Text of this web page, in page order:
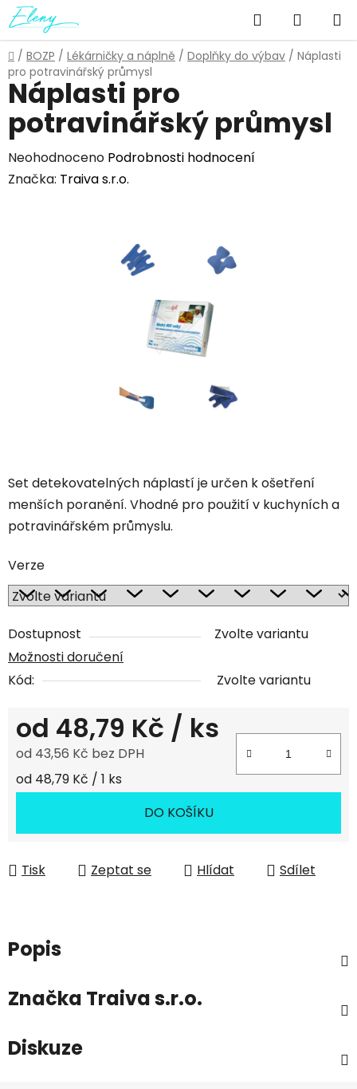
Přejít
na
obsah
Hledat
KOŠÍK
Domů
/ BOZP / Lékárničky a náplně / Doplňky do výbav / Náplasti
pro potravinářský průmysl
Set detekovatelných náplastí je určen k ošetření
menších poranění. Vhodné pro použití v kuchyních a
potravinářském průmyslu.
Verze
Dostupnost
Zvolte variantu
Možnosti doručení
Kód:
Zvolte variantu
od 48,79 Kč / ks
od 43,56 Kč bez DPH
Měrná cena:
od 48,79 Kč / 1 ks
DO KOŠÍKU
Tisk Zeptat se Hlídat Sdílet
Náplasti pro
potravinářský průmysl
Průměrné
hodnocení
Neohodnoceno Podrobnosti hodnocení
Značka: Traiva s.r.o.
Popis
Značka Traiva s.r.o.
Diskuze